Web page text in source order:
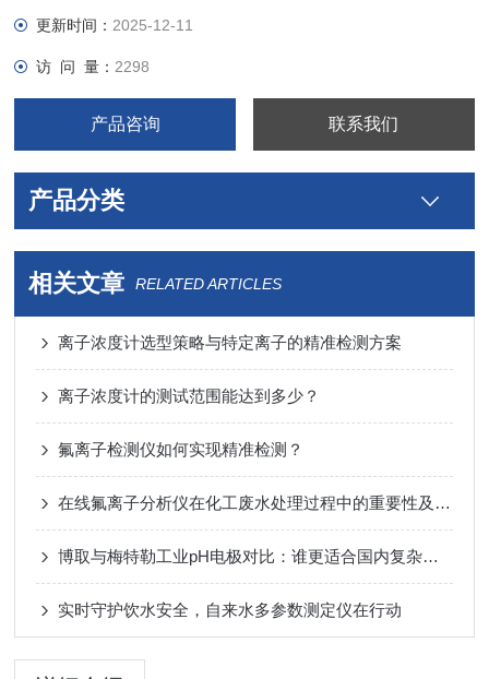
更新时间： 2025-12-11
访 问 量： 2298
产品咨询 联系我们
产品分类
相关文章 RELATED ARTICLES
离子浓度计选型策略与特定离子的精准检测方案
离子浓度计的测试范围能达到多少？
氟离子检测仪如何实现精准检测？
在线氟离子分析仪在化工废水处理过程中的重要性及应用
博取与梅特勒工业pH电极对比：谁更适合国内复杂水样工况？
实时守护饮水安全，自来水多参数测定仪在行动